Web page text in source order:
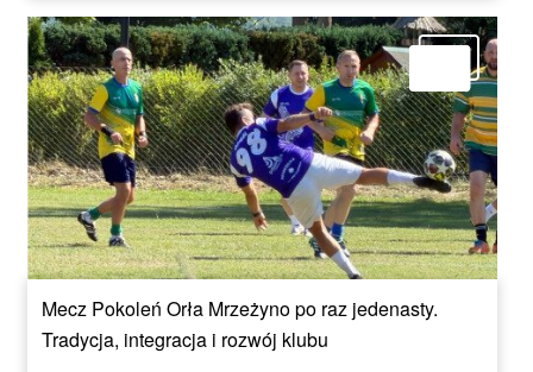
Mecz Pokoleń Orła Mrzeżyno po raz jedenasty.
Tradycja, integracja i rozwój klubu